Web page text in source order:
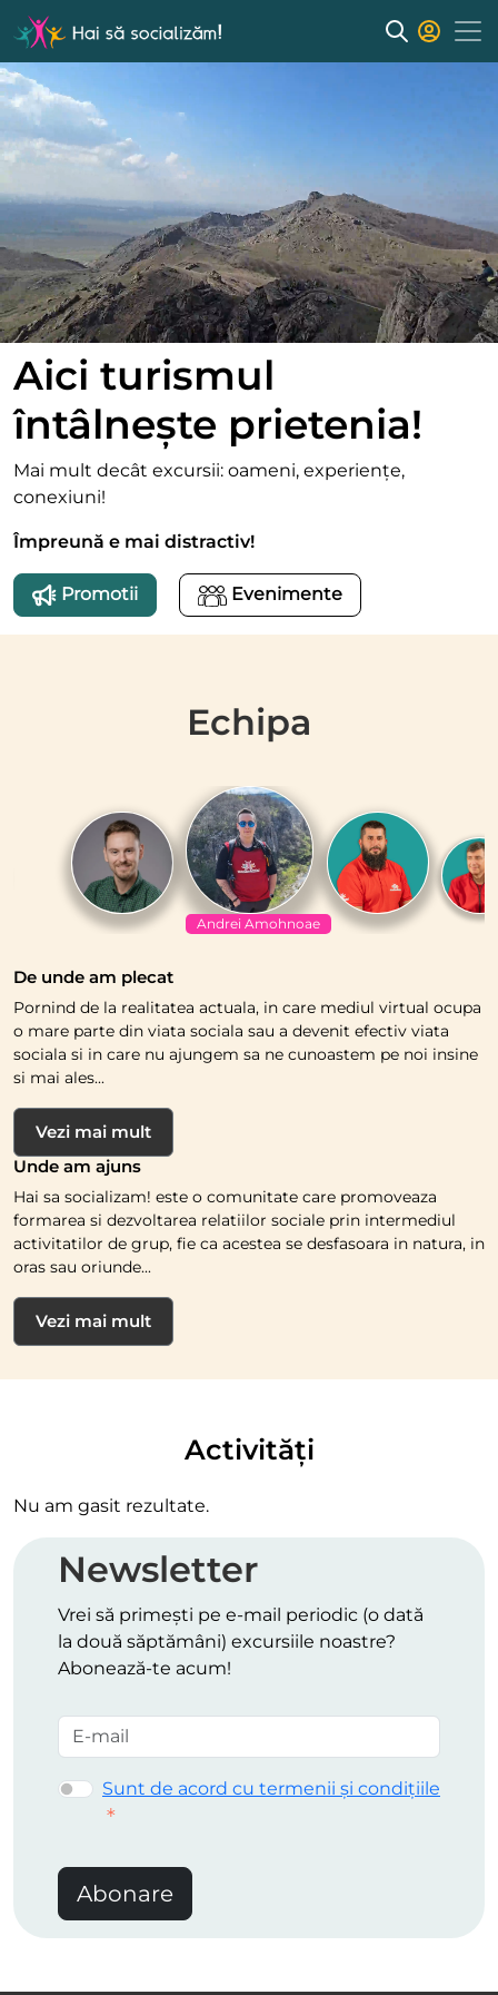
Aici turismul
întâlnește prietenia!
Mai mult decât excursii: oameni, experiențe,
conexiuni!
Împreună e mai distractiv!
Promotii Evenimente
Echipa
Andrei Amohnoae
De unde am plecat
Pornind de la realitatea actuala, in care mediul virtual ocupa
o mare parte din viata sociala sau a devenit efectiv viata
sociala si in care nu ajungem sa ne cunoastem pe noi insine
si mai ales...
Vezi mai mult
Unde am ajuns
Hai sa socializam! este o comunitate care promoveaza
formarea si dezvoltarea relatiilor sociale prin intermediul
activitatilor de grup, fie ca acestea se desfasoara in natura, in
oras sau oriunde...
Vezi mai mult
Activități
Nu am gasit rezultate.
Newsletter
Vrei să primești pe e-mail periodic (o dată
la două săptămâni) excursiile noastre?
Abonează-te acum!
Sunt de acord cu termenii și condițiile
Abonare